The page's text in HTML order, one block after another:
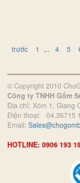
trước
1 ... 4 5
© Copyright 2010
Công ty TNHH Gốm
Địa chỉ: Xóm 1, Giang
Điện thoại: 04.36715
Email:
HOTLINE: 0906 193